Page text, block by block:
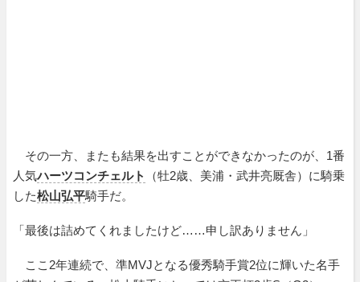
その一方、またも結果を出すことができなかったのが、1番
人気ハーツコンチェルト
（牡2歳、美浦・武井亮厩舎）に騎乗
した松山弘平騎手だ。
「最後は詰めてくれましたけど……申し訳ありません」
ここ2年連続で、準MVJとなる優秀騎手賞2位に輝いた名手